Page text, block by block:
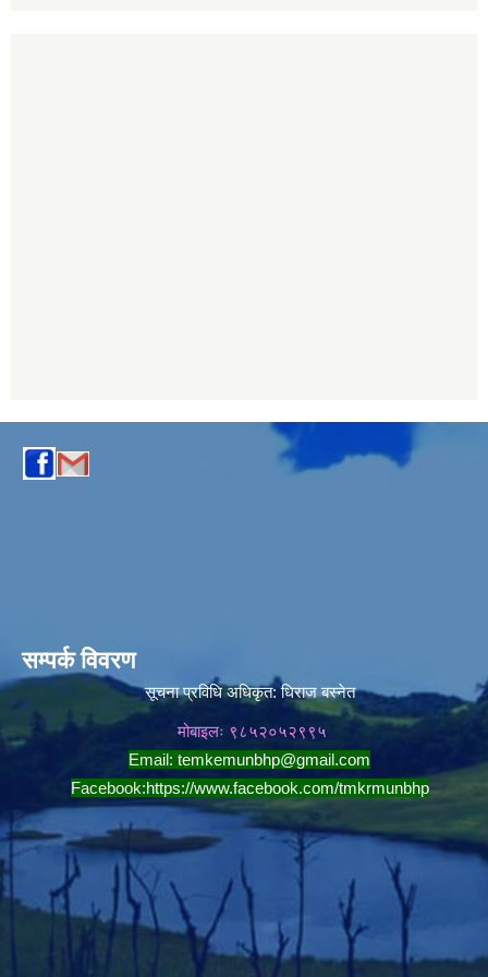
सम्पर्क विवरण
सूचना प्रविधि अधिकृत:धिराज बस्नेत
मोबाइलः ९८५२०५२९९५
Email: temkemunbhp@gmail.com
Facebook:https://www.facebook.com/tmkrmunbhp